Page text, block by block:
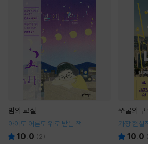
밤의 교실
아이도 어른도 위로 받는 책
10.0 ( 2)
쏘쿨의
가장 현실
10.0 (